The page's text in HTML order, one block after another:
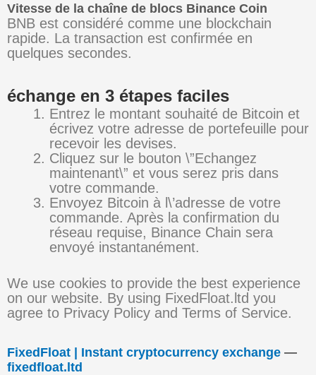
Vitesse de la chaîne de blocs Binance Coin
BNB est considéré comme une blockchain
rapide. La transaction est confirmée en
quelques secondes.
échange en 3 étapes faciles
Entrez le montant souhaité de Bitcoin et
écrivez votre adresse de portefeuille pour
recevoir les devises.
Cliquez sur le bouton \”Echangez
maintenant\” et vous serez pris dans
votre commande.
Envoyez Bitcoin à l\’adresse de votre
commande. Après la confirmation du
réseau requise, Binance Chain sera
envoyé instantanément.
We use cookies to provide the best experience
on our website. By using FixedFloat.ltd you
agree to Privacy Policy and Terms of Service.
FixedFloat | Instant cryptocurrency exchange —
fixedfloat.ltd